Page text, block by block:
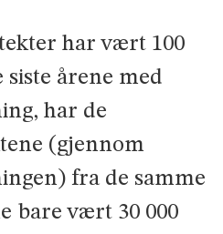
har vært 100
årene med
har de
(gjennom
fra de samme
bare vært 30 000